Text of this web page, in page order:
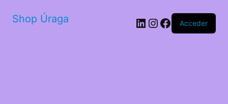
Shop Úraga LinkedIn
Instagram
Facebook
Acceder